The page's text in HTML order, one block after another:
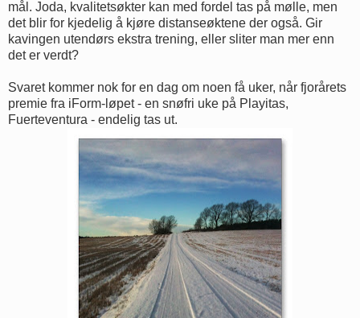
mål. Joda, kvalitetsøkter kan med fordel tas på mølle, men
det blir for kjedelig å kjøre distanseøktene der også. Gir
kavingen utendørs ekstra trening, eller sliter man mer enn
det er verdt?
Svaret kommer nok for en dag om noen få uker, når fjorårets
premie fra iForm-løpet - en snøfri uke på Playitas,
Fuerteventura - endelig tas ut.